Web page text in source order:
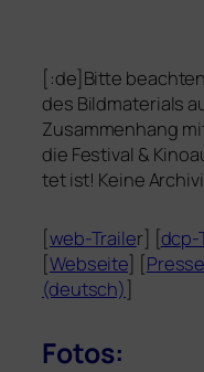
[:de] Bitte
des Bildmaterials
Zusammenhang
die Festival &
tet ist! Keine
[web-Trailer] [dcp-
[Webseite] [
(deutsch)]
Fotos: